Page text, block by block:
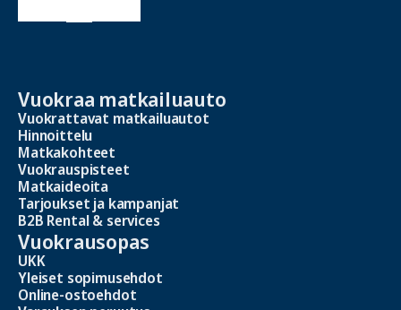
Vuokraa matkailuauto
Vuokrattavat matkailuautot
Hinnoittelu
Matkakohteet
Vuokrauspisteet
Matkaideoita
Tarjoukset ja kampanjat
B2B Rental & services
Vuokrausopas
UKK
Yleiset sopimusehdot
Online-ostoehdot